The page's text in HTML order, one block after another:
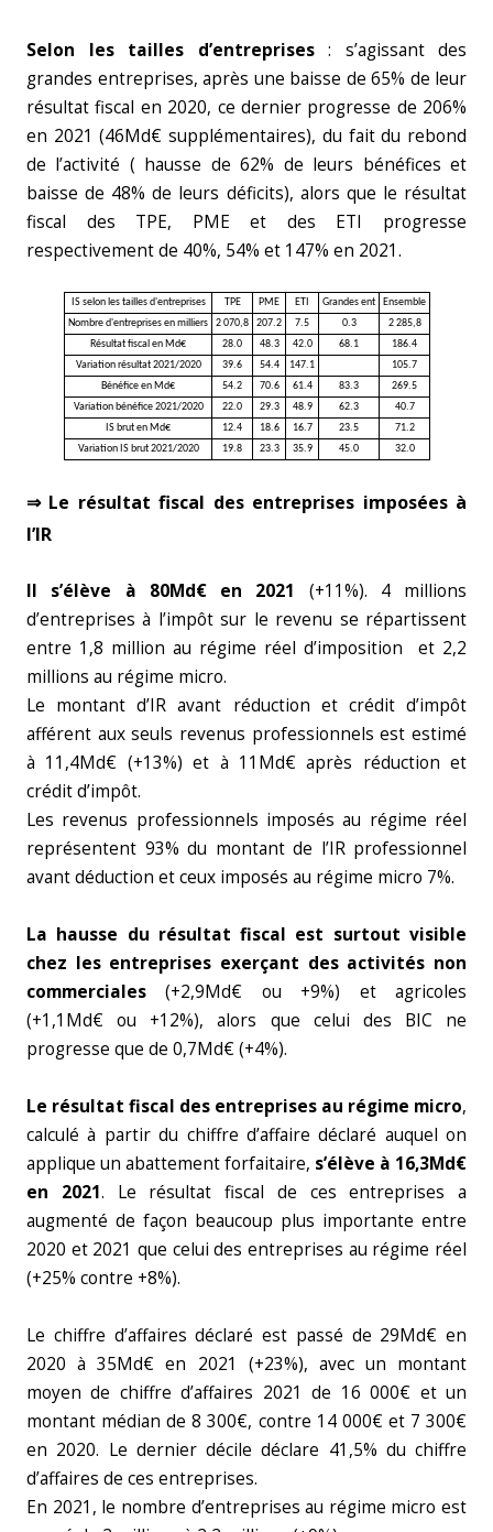
Selon les tailles d’entreprises: s’agissant des
grandes entreprises, après une baisse de 65% de leur
résultat fiscal en 2020, ce dernier progresse de 206%
en 2021 (46Md€ supplémentaires), du fait du rebond
de l’activité ( hausse de 62% de leurs bénéfices et
baisse de 48% de leurs déficits), alors que le résultat
fiscal des TPE, PME et des ETI progresse
respectivement de 40%, 54% et 147% en 2021.
IS selon les tailles d'entreprises TPE PME ETI Grandes ent
Ensemble
Nombre d'entreprises en milliers
2 070,8 207.2 7.5 0.3
2 285,8
Résultat fiscal en Md€
28.0 48.3 42.0 68.1
186.4
Variation résultat 2021/2020
39.6 54.4 147.1
105.7
Bénéfice en Md€
54.2 70.6 61.4 83.3
269.5
Variation bénéfice 2021/2020
22.0 29.3 48.9 62.3
40.7
IS brut en Md€
12.4 18.6 16.7 23.5
71.2
Variation IS brut 2021/2020
19.8 23.3 35.9 45.0 32.0
⇒ Le résultat fiscal des entreprises imposées à
l’IR
Il s’élève à 80Md€ en 2021
(+11%). 4 millions
d’entreprises à l’impôt sur le revenu se répartissent
entre 1,8 million au régime réel d’imposition et 2,2
millions au régime micro.
Le montant d’IR avant réduction et crédit d’impôt
afférent aux seuls revenus professionnels est estimé
à 11,4Md€ (+13%) et à 11Md€ après réduction et
crédit d’impôt.
Les revenus professionnels imposés au régime réel
représentent 93% du montant de l’IR professionnel
avant déduction et ceux imposés au régime micro 7%.
La hausse du résultat fiscal est surtout visible
chez les entreprises exerçant des activités non
commerciales (+2,9Md€ ou +9%) et agricoles
(+1,1Md€ ou +12%), alors que celui des BIC ne
progresse que de 0,7Md€ (+4%).
Le résultat fiscal des entreprises au régime micro,
calculé à partir du chiffre d’affaire déclaré auquel on
applique un abattement forfaitaire, s’élève à 16,3Md€
en 2021. Le résultat fiscal de ces entreprises a
augmenté de façon beaucoup plus importante entre
2020 et 2021 que celui des entreprises au régime réel
(+25% contre +8%).
Le chiffre d’affaires déclaré est passé de 29Md€ en
2020 à 35Md€ en 2021 (+23%), avec un montant
moyen de chiffre d’affaires 2021 de 16 000€ et un
montant médian de 8 300€, contre 14 000€ et 7 300€
en 2020. Le dernier décile déclare 41,5% du chiffre
d’affaires de ces entreprises.
En 2021, le nombre d’entreprises au régime micro est